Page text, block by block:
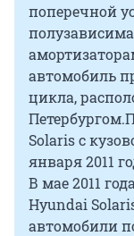
поперечной
автомобиль
цикла,
Solaris с
января 2011
В мае 2011
Hyundai
автомобили